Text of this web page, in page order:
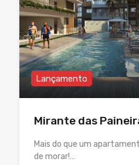
Lançamento
Mirante das
Mais do que um
de morar!…